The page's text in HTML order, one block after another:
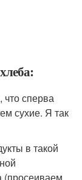
что сперва
сухие. Я так
в такой